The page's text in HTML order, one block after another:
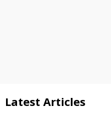
Latest Articles